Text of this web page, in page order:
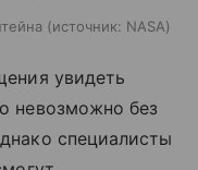
источник: NASA
увидеть
невозможно без
специалисты